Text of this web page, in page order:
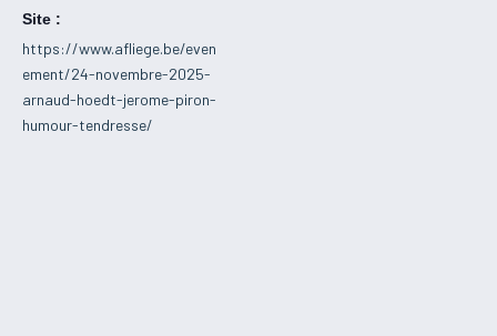
Site :
https://www.afliege.be/even
ement/24-novembre-2025-
arnaud-hoedt-jerome-piron-
humour-tendresse/